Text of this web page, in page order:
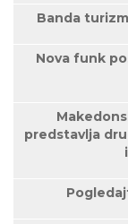
Banda
Nova funk
predstavlja